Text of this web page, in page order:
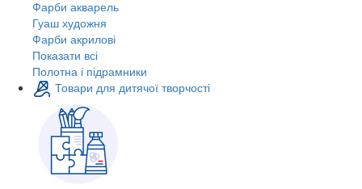
Фарби акварель
Гуаш художня
Фарби акрилові
Показати всі
Полотна і підрамники
Товари для дитячої творчості